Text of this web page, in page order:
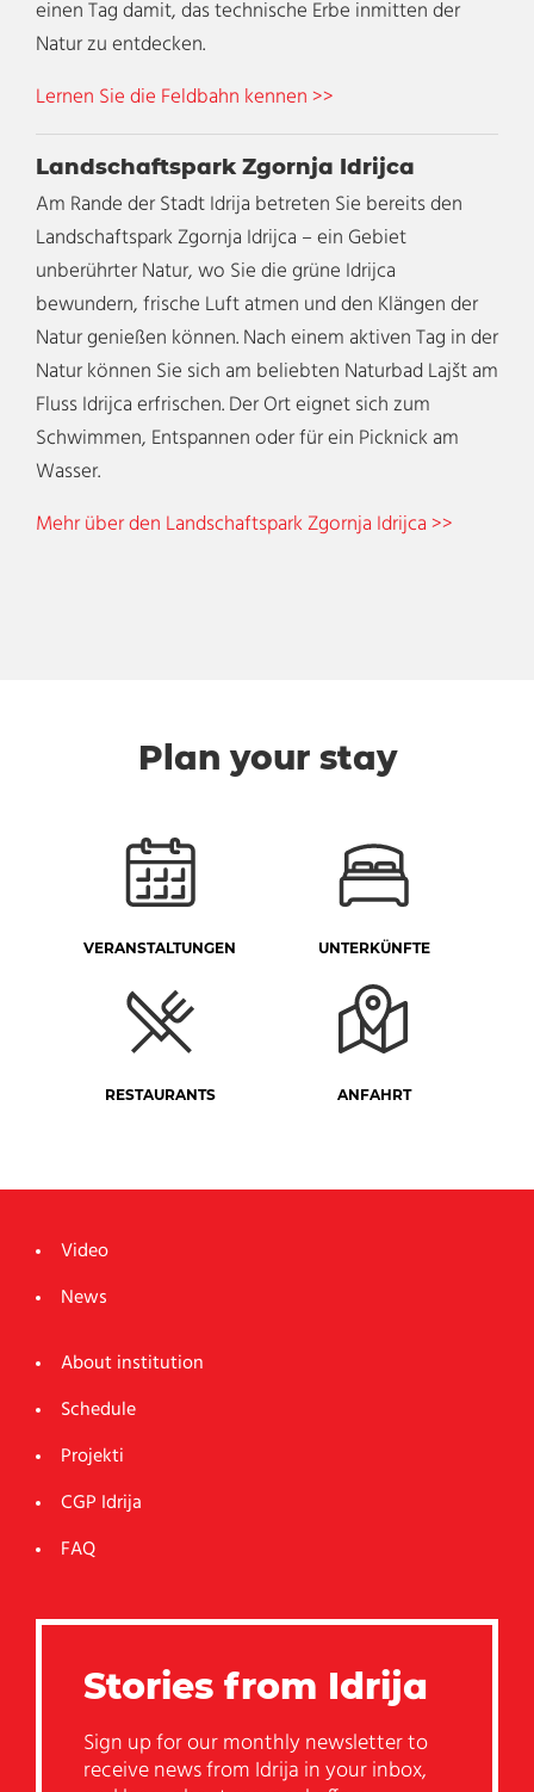
einen Tag damit, das technische Erbe inmitten der
Natur zu entdecken.
Lernen Sie die Feldbahn kennen >>
Landschaftspark Zgornja Idrijca
Am Rande der Stadt Idrija betreten Sie bereits den
Landschaftspark Zgornja Idrijca – ein Gebiet
unberührter Natur, wo Sie die grüne Idrijca
bewundern, frische Luft atmen und den Klängen der
Natur genießen können. Nach einem aktiven Tag in der
Natur können Sie sich am beliebten Naturbad Lajšt am
Fluss Idrijca erfrischen. Der Ort eignet sich zum
Schwimmen, Entspannen oder für ein Picknick am
Wasser.
Mehr über den Landschaftspark Zgornja Idrijca >>
Plan your stay
VERANSTALTUNGEN UNTERKÜNFTE
RESTAURANTS ANFAHRT
Video
News
About institution
Schedule
Projekti
CGP Idrija
FAQ
Stories from Idrija
Sign up for our monthly newsletter to
receive news from Idrija in your inbox,